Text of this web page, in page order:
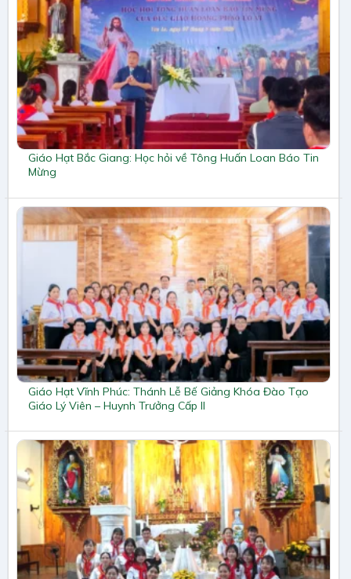
Giáo Hạt Bắc Giang: Học hỏi về Tông Huấn Loan Báo Tin
Mừng
Giáo Hạt Vĩnh Phúc: Thánh Lễ Bế Giảng Khóa Đào Tạo
Giáo Lý Viên – Huynh Trưởng Cấp II